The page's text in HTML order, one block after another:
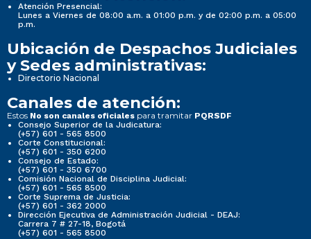
Atención Presencial:
Lunes a Viernes de 08:00 a.m. a 01:00 p.m. y de 02:00 p.m. a 05:00
p.m.
Ubicación de Despachos Judiciales
y Sedes administrativas:
Directorio Nacional
Canales de atención:
Estos No son canales oficiales para tramitar PQRSDF
Consejo Superior de la Judicatura:
(+57) 601 - 565 8500
Corte Constitucional:
(+57) 601 - 350 6200
Consejo de Estado:
(+57) 601 - 350 6700
Comisión Nacional de Disciplina Judicial:
(+57) 601 - 565 8500
Corte Suprema de Justicia:
(+57) 601 - 362 2000
Dirección Ejecutiva de Administración Judicial - DEAJ:
Carrera 7 # 27-18, Bogotá
(+57) 601 - 565 8500